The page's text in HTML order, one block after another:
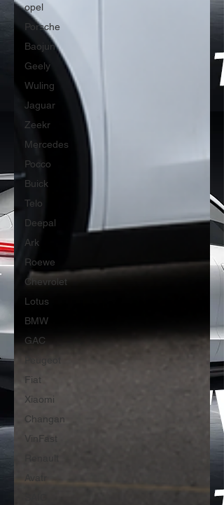
opel
Porsche
Baojun
Geely
Wuling
Jaguar
Zeekr
Mercedes
Pocco
Buick
Telo
Deepal
Ark
Roewe
Chevrolet
Lotus
BMW
GAC
Fiat
Xiaomi
Changan
VinFast